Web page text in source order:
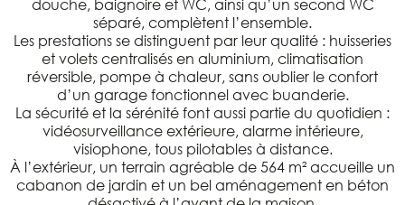
douche, baignoire et WC, ainsi qu’un second WC
séparé, complètent l’ensemble.
Les prestations se distinguent par leur qualité : huisseries
et volets centralisés en aluminium, climatisation
réversible, pompe à chaleur, sans oublier le confort
d’un garage fonctionnel avec buanderie.
La sécurité et la sérénité font aussi partie du quotidien :
vidéosurveillance extérieure, alarme intérieure,
visiophone, tous pilotables à distance.
À l’extérieur, un terrain agréable de 564 m² accueille un
cabanon de jardin et un bel aménagement en béton